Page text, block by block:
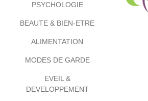
PSYCHOLOGIE
BEAUTE & BIEN-ETRE
ALIMENTATION
MODES DE GARDE
EVEIL &
DEVELOPPEMENT